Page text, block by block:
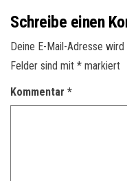
Schreibe einen
Deine E-Mail-Adresse
Felder sind mit * markiert
Kommentar *